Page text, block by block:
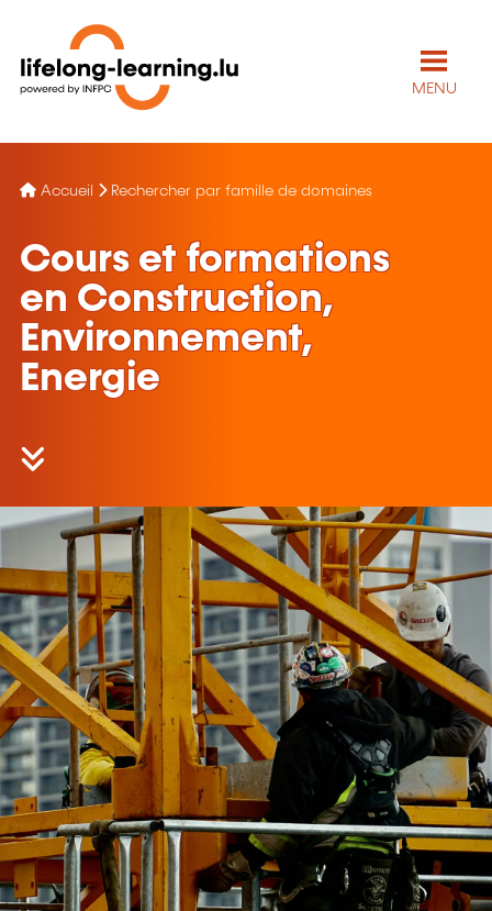
MENU
Accueil Rechercher par famille de domaines
Cours et formations
en Construction,
Environnement,
Energie